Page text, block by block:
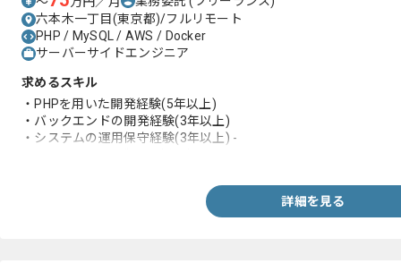
六本木一丁目(東京都)/フルリモート
PHP / MySQL / AWS / Docker
サーバーサイドエンジニア
求めるスキル
・PHPを用いた開発経験(5年以上)
・バックエンドの開発経験(3年以上)
・システムの運用保守経験(3年以上) -
詳細を見る